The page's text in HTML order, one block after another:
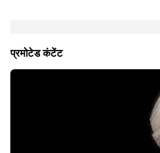
इस हादसे के कारण प्रभावित
योजनाओं से जोड़ा जा रहा है।
लाभ योजना, राशन कार्ड और
हादसे में जान गंवाने वाले मजदूर
मुख्यमंत्री बाल सेवा योजना का